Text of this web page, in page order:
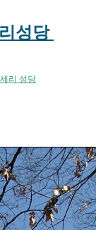
성당
리 성당